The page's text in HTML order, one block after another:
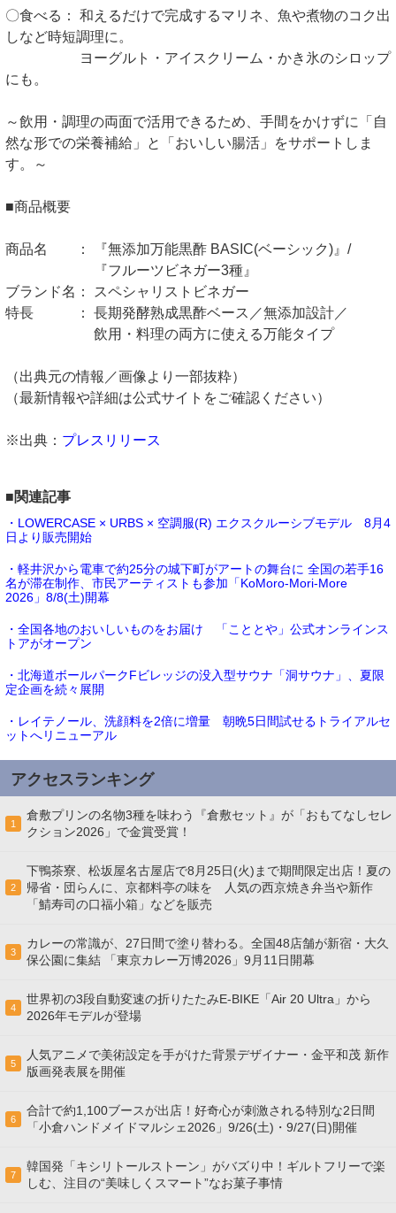
〇食べる： 和えるだけで完成するマリネ、魚や煮物のコク出
しなど時短調理に。
ヨーグルト・アイスクリーム・かき氷のシロップ
にも。
～飲用・調理の両面で活用できるため、手間をかけずに「自
然な形での栄養補給」と「おいしい腸活」をサポートしま
す。～
■商品概要
商品名 ： 『無添加万能黒酢 BASIC(ベーシック)』/
『フルーツビネガー3種』
ブランド名： スペシャリストビネガー
特長 ： 長期発酵熟成黒酢ベース／無添加設計／
飲用・料理の両方に使える万能タイプ
（出典元の情報／画像より一部抜粋）
（最新情報や詳細は公式サイトをご確認ください）
※出典： プレスリリース
■関連記事
・LOWERCASE × URBS × 空調服(R) エクスクルーシブモデル 8月4
日より販売開始
・軽井沢から電車で約25分の城下町がアートの舞台に 全国の若手16
名が滞在制作、市民アーティストも参加「KoMoro-Mori-More
2026」8/8(土)開幕
・全国各地のおいしいものをお届け 「こととや」公式オンラインス
トアがオープン
・北海道ボールパークFビレッジの没入型サウナ「洞サウナ」、夏限
定企画を続々展開
・レイテノール、洗顔料を2倍に増量 朝晩5日間試せるトライアルセ
ットへリニューアル
アクセスランキング
1
倉敷プリンの名物3種を味わう『倉敷セット』が「おもてなしセレ
クション2026」で金賞受賞！
2
下鴨茶寮、松坂屋名古屋店で8月25日(火)まで期間限定出店！夏の
帰省・団らんに、京都料亭の味を 人気の西京焼き弁当や新作
「鯖寿司の口福小箱」などを販売
3
カレーの常識が、27日間で塗り替わる。全国48店舗が新宿・大久
保公園に集結 「東京カレー万博2026」9月11日開幕
4
世界初の3段自動変速の折りたたみE-BIKE「Air 20 Ultra」から
2026年モデルが登場
5
人気アニメで美術設定を手がけた背景デザイナー・金平和茂 新作
版画発表展を開催
6
合計で約1,100ブースが出店！好奇心が刺激される特別な2日間
「小倉ハンドメイドマルシェ2026」9/26(土)・9/27(日)開催
7
韓国発「キシリトールストーン」がバズり中！ギルトフリーで楽
しむ、注目の“美味しくスマート”なお菓子事情